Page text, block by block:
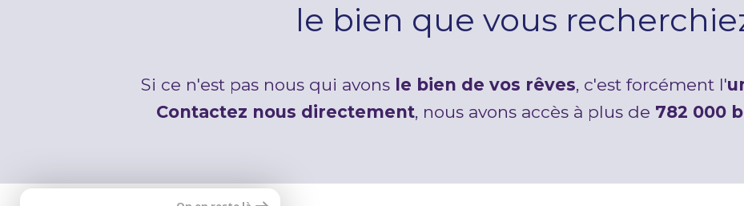
le bien que vous
Si ce n'est pas nous qui avons le bien de vos rêves, c'est forcément l'
Contactez nous directement, nous avons accès à plus de 782 000